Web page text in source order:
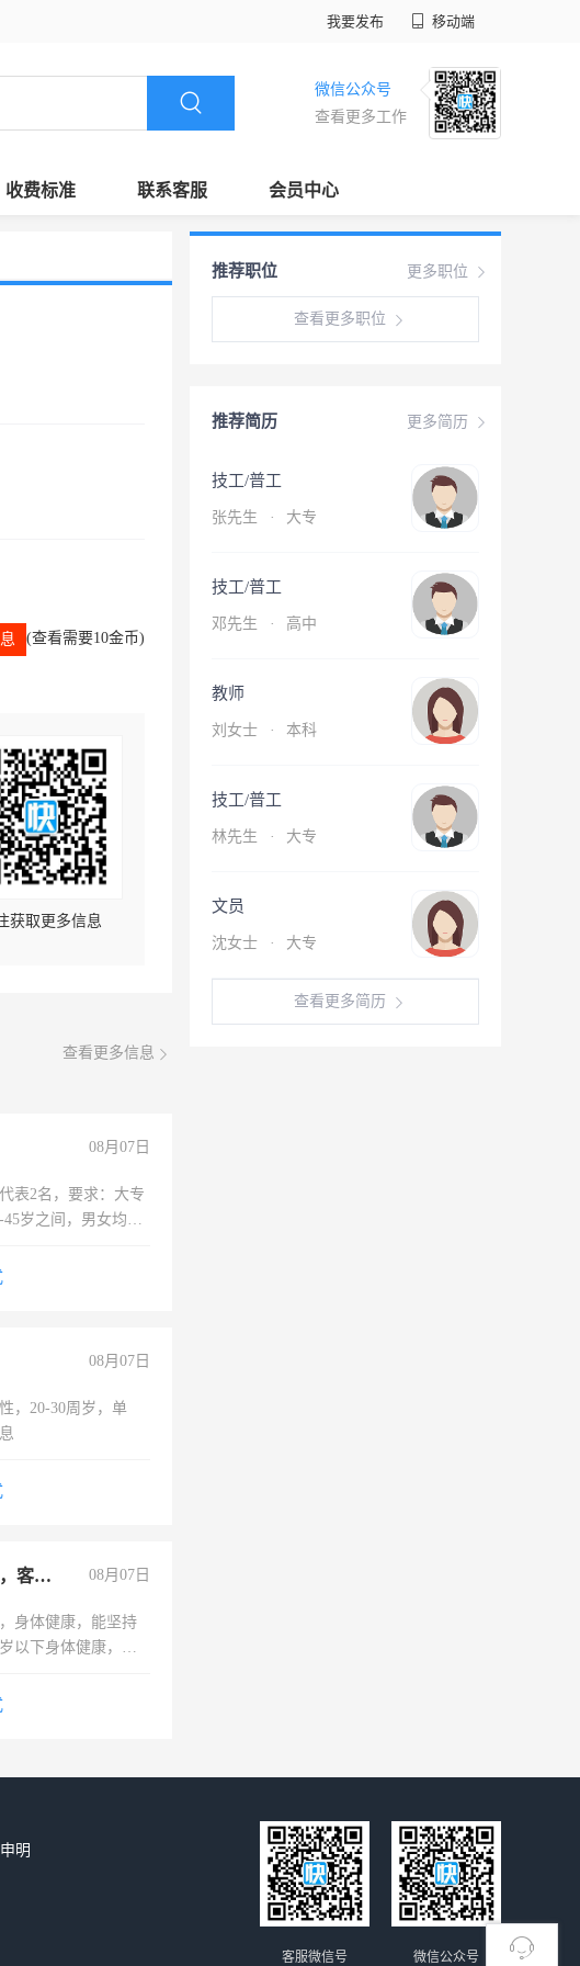
我要发布 移动端
微信公众号
查看更多工作
收费标准 联系客服 会员中心
(查看需要10金币)
获取更多信息
查看更多信息
08月07日
表2名，要求：大专
岁之间，男女均
优先，底薪+绩效，
08月07日
，20-30周岁，单
急招保洁，保安，客服，工程 08月07日
身体健康，能坚持
以下身体健康，有
下高中以上文化，
更多职位
推荐职位
查看更多职位
更多简历
推荐简历
技工/普工
张先生 · 大专
技工/普工
邓先生 · 高中
教师
刘女士 · 本科
技工/普工
林先生 · 大专
文员
沈女士 · 大专
查看更多简历
明
微信公众号
客服微信号